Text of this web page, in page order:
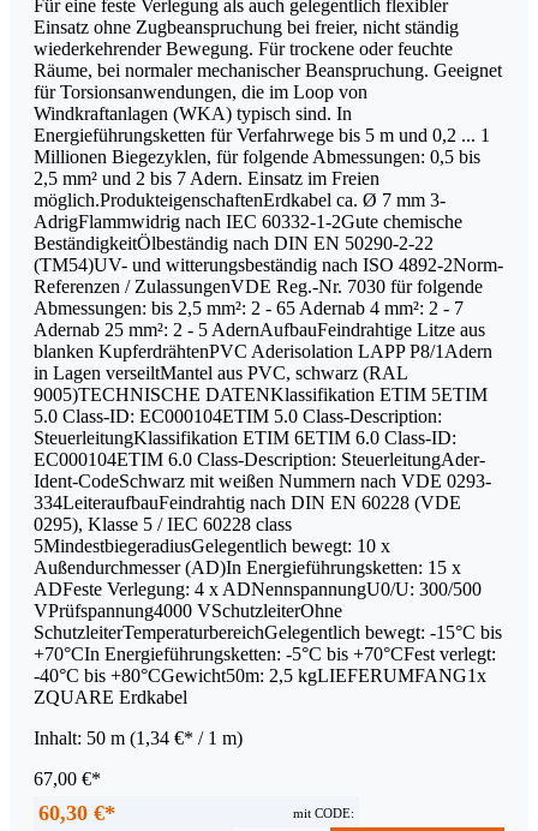
Für eine feste Verlegung als auch gelegentlich flexibler
Einsatz ohne Zugbeanspruchung bei freier, nicht ständig
wiederkehrender Bewegung. Für trockene oder feuchte
Räume, bei normaler mechanischer Beanspruchung. Geeignet
für Torsionsanwendungen, die im Loop von
Windkraftanlagen (WKA) typisch sind. In
Energieführungsketten für Verfahrwege bis 5 m und 0,2 ... 1
Millionen Biegezyklen, für folgende Abmessungen: 0,5 bis
2,5 mm² und 2 bis 7 Adern. Einsatz im Freien
möglich.ProdukteigenschaftenErdkabel ca. Ø 7 mm 3-
AdrigFlammwidrig nach IEC 60332-1-2Gute chemische
BeständigkeitÖlbeständig nach DIN EN 50290-2-22
(TM54)UV- und witterungsbeständig nach ISO 4892-2Norm-
Referenzen / ZulassungenVDE Reg.-Nr. 7030 für folgende
Abmessungen: bis 2,5 mm²: 2 - 65 Adernab 4 mm²: 2 - 7
Adernab 25 mm²: 2 - 5 AdernAufbauFeindrahtige Litze aus
blanken KupferdrähtenPVC Aderisolation LAPP P8/1Adern
in Lagen verseiltMantel aus PVC, schwarz (RAL
9005)TECHNISCHE DATENKlassifikation ETIM 5ETIM
5.0 Class-ID: EC000104ETIM 5.0 Class-Description:
SteuerleitungKlassifikation ETIM 6ETIM 6.0 Class-ID:
EC000104ETIM 6.0 Class-Description: SteuerleitungAder-
Ident-CodeSchwarz mit weißen Nummern nach VDE 0293-
334LeiteraufbauFeindrahtig nach DIN EN 60228 (VDE
0295), Klasse 5 / IEC 60228 class
5MindestbiegeradiusGelegentlich bewegt: 10 x
Außendurchmesser (AD)In Energieführungsketten: 15 x
ADFeste Verlegung: 4 x ADNennspannungU0/U: 300/500
VPrüfspannung4000 VSchutzleiterOhne
SchutzleiterTemperaturbereichGelegentlich bewegt: -15°C bis
+70°CIn Energieführungsketten: -5°C bis +70°CFest verlegt:
-40°C bis +80°CGewicht50m: 2,5 kgLIEFERUMFANG1x
ZQUARE Erdkabel
Inhalt: 50 m (1,34 €* / 1 m)
67,00 €*
60,30 €* mit CODE: